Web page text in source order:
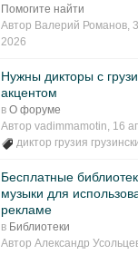
Помогите найти
Автор Валерий Романов,
2026
Нужны дикторы с
акцентом
в О форуме
Автор vadimmamotin, 16
диктор грузия
Бесплатные
музыки для
рекламе
в Библиотеки
Автор Александр